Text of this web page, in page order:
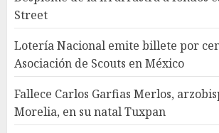
Street
Lotería Nacional emite billete por
Asociación de Scouts en México
Fallece Carlos Garfias Merlos,
Morelia, en su natal Tuxpan
4
humano
azúcar de la
AGOSTO 7, 2026
EE.UU. amplía